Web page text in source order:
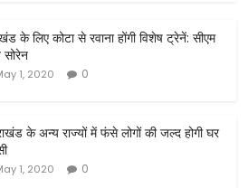
ar
e
के लिए कोटा से रवाना होंगी विशेष ट्रेनें: सीएम
सोरेन
1, 2020 0
के अन्य राज्यों में फंसे लोगों की जल्द होगी घर
1, 2020 0